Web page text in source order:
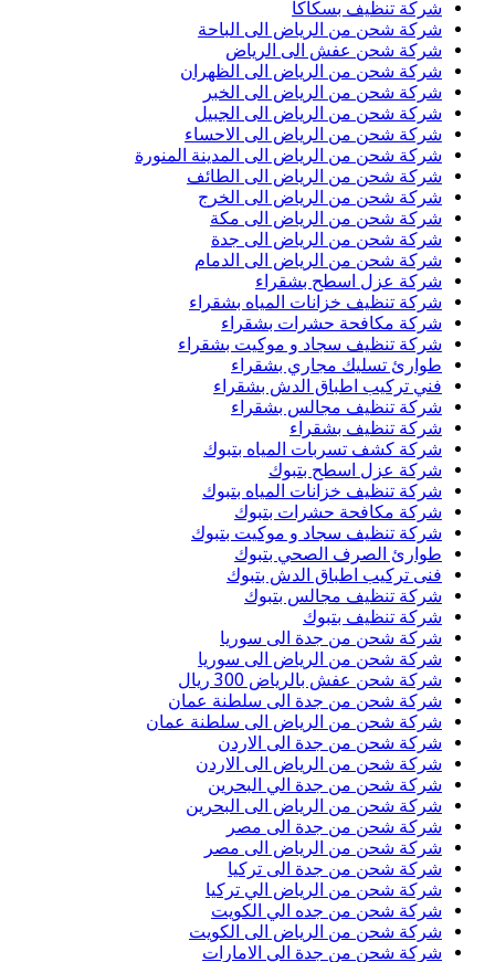
شركة تنظيف بسكاكا
شركة شحن من الرياض الى الباحة
شركة شحن عفش الى الرياض
شركة شحن من الرياض الى الظهران
شركة شحن من الرياض الى الخبر
شركة شحن من الرياض الى الجبيل
شركة شحن من الرياض الى الاحساء
شركة شحن من الرياض الى المدينة المنورة
شركة شحن من الرياض الى الطائف
شركة شحن من الرياض الى الخرج
شركة شحن من الرياض الى مكة
شركة شحن من الرياض الى جدة
شركة شحن من الرياض الى الدمام
شركة عزل اسطح بشقراء
شركة تنظيف خزانات المياه بشقراء
شركة مكافحة حشرات بشقراء
شركة تنظيف سجاد و موكيت بشقراء
طوارئ تسليك مجاري بشقراء
فني تركيب اطباق الدش بشقراء
شركة تنظيف مجالس بشقراء
شركة تنظيف بشقراء
شركة كشف تسربات المياه بتبوك
شركة عزل اسطح بتبوك
شركة تنظيف خزانات المياه بتبوك
شركة مكافحة حشرات بتبوك
شركة تنظيف سجاد و موكيت بتبوك
طوارئ الصرف الصحي بتبوك
فنى تركيب اطباق الدش بتبوك
شركة تنظيف مجالس بتبوك
شركة تنظيف بتبوك
شركة شحن من جدة الى سوريا
شركة شحن من الرياض الى سوريا
شركة شحن عفش بالرياض 300 ريال
شركة شحن من جدة الى سلطنة عمان
شركة شحن من الرياض الى سلطنة عمان
شركة شحن من جدة الى الاردن
شركة شحن من الرياض الى الاردن
شركة شحن من جدة الي البحرين
شركة شحن من الرياض الى البحرين
شركة شحن من جدة الى مصر
شركة شحن من الرياض الى مصر
شركة شحن من جدة الى تركيا
شركة شحن من الرياض الي تركيا
شركة شحن من جده الي الكويت
شركة شحن من الرياض الى الكويت
شركة شحن من جدة الي الامارات